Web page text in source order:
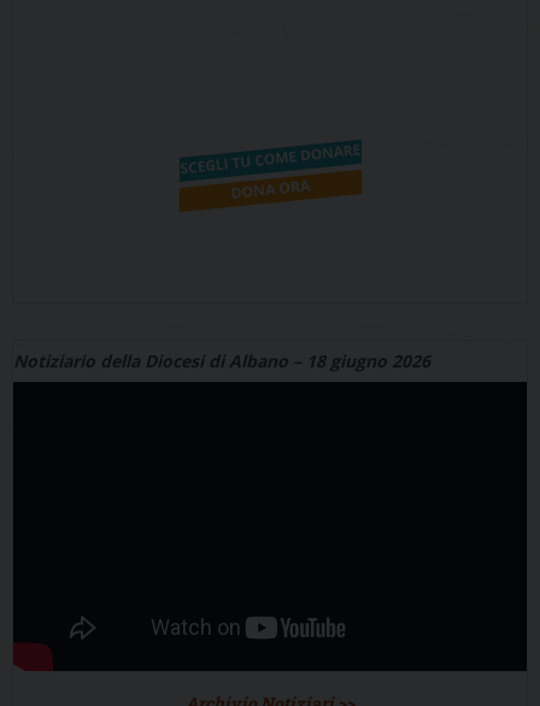
Notiziario della Diocesi di Albano – 18 giugno 2026